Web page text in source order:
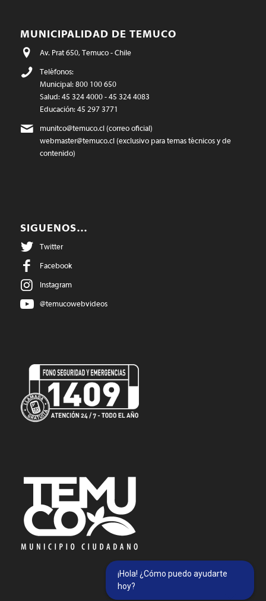
MUNICIPALIDAD DE TEMUCO
Av. Prat 650, Temuco - Chile
Teléfonos:
Municipal: 800 100 650
Salud: 45 324 4000 - 45 324 4083
Educación: 45 297 3771
munitco@temuco.cl(correo oficial)
webmaster@temuco.cl(exclusivo para temas técnicos y de
contenido)
SIGUENOS…
Twitter
Facebook
Instagram
@temucowebvideos
¡Hola! ¿Cómo puedo ayudarte
hoy?